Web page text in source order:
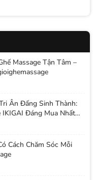
Massage Tận Tâm –
Ân Đấng Sinh Thành:
IKIGAI Đáng Mua Nhất
Cách Chăm Sóc Mỗi